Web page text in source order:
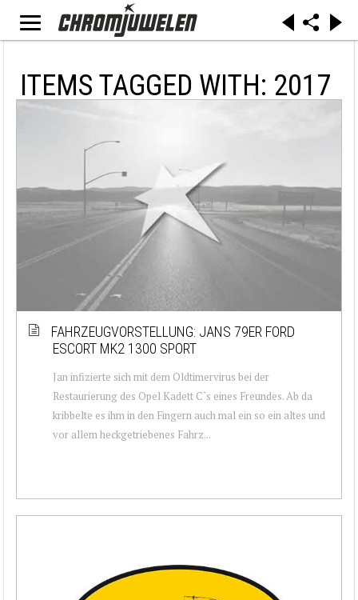
ITEMS TAGGED WITH: 2017
FAHRZEUGVORSTELLUNG: JANS 79ER FORD
ESCORT MK2 1300 SPORT
Jan infizierte sich mit dem Oldtimervirus bei der
Restaurierung des Opel Kadett C`s eines Freundes. Ab da
kribbelte es ihm in den Fingern auch mal ein so ein altes und
vor allem heckgetriebenes Fahrz...